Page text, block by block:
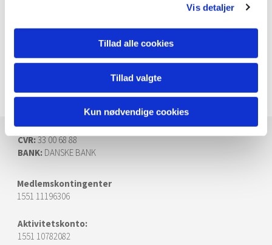
Vis detaljer
Tillad alle cookies
Tillad valgte
Kun nødvendige cookies
40% rabat ved over 4 annoncer i træk
Faktura sendes ud pr. mail med 14 dages betalingsfrist med
angivelse af kontonummer.
CVR:33 00 68 88
BANK: DANSKE BANK
Medlemskontingenter
1551 11196306
Aktivitetskonto:
1551 10782082